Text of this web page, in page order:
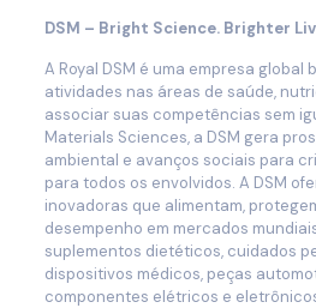
DSM – Bright Science. Brighter
A Royal DSM é uma empresa global
atividades nas áreas de saúde,
associar suas competências sem
Materials Sciences, a DSM gera
ambiental e avanços sociais para
para todos os envolvidos. A DSM
inovadoras que alimentam,
desempenho em mercados
suplementos dietéticos, cuidados
dispositivos médicos, peças
componentes elétricos e